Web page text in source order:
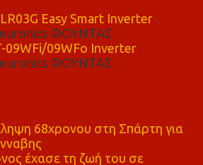
Easy Smart Inverter
ΦΟΥΝΤΑΣ
09WFi/09WFo Inverter
ΦΟΥΝΤΑΣ
68χρονου στη Σπάρτη για
έχασε τη ζωή του σε